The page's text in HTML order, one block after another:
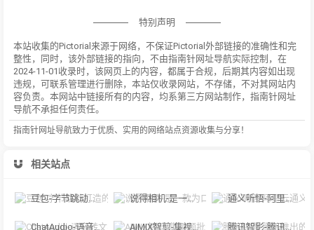
特别声明
本站收集的Pictorial来源于网络，不保证Pictorial外部链接的准确性和完
整性，同时，该外部链接的指向，不由指南针网址导航实际控制，在
2024-11-01收录时，该网页上的内容，都属于合规，后期其内容如出现
违规，可联系管理进行删除，本站仅收录网站，不存储，不对其网站内
容负责。本网站中链接所有的内容，均系第三方网站制作，指南针网址
导航不承担任何责任。
指南针网址导航致力于优质、实用的网络站点资源收集与分享！
相关站点
豆包-字节跳动打造的多功能AI对话工具 说得相机-是一款为口播视频创作者量身定制的智能拍摄工具 通义听悟-阿里云通义听悟是聚焦音视频内容的工作学习AI助手
ChatAudio-语音转文字 + 总结 + 对话 AIMIX智剪-集视频批量混剪、文案、字幕生成、语音合成等短视频运营功能于一 腾讯智影-腾讯推出的在线智能视频创作平台